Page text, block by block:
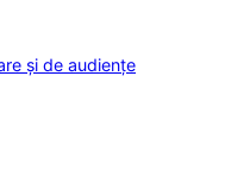
și de audiențe